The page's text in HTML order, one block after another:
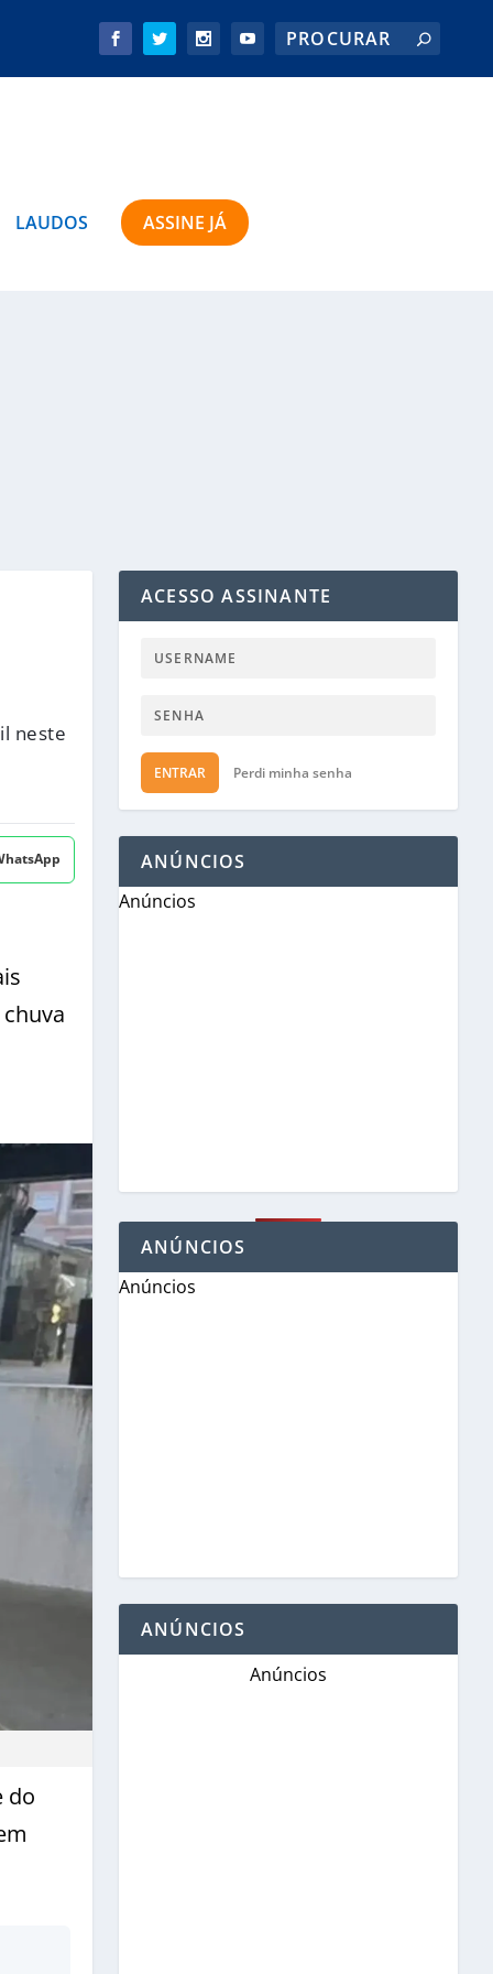
LAUDOS ASSINE JÁ
neste
do
ACESSO ASSINANTE
ENTRAR Perdi minha senha
ANÚNCIOS
Anúncios
ANÚNCIOS
Anúncios
ANÚNCIOS
Anúncios